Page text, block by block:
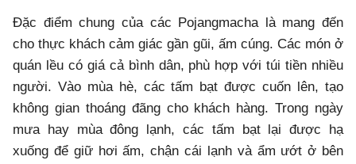
Đặc điểm chung của các Pojangmacha là mang đến
cho thực khách cảm giác gần gũi, ấm cúng. Các món ở
quán lều có giá cả bình dân, phù hợp với túi tiền nhiều
người. Vào mùa hè, các tấm bạt được cuốn lên, tạo
không gian thoáng đãng cho khách hàng. Trong ngày
mưa hay mùa đông lạnh, các tấm bạt lại được hạ
xuống để giữ hơi ấm, chận cái lạnh và ẩm ướt ở bên